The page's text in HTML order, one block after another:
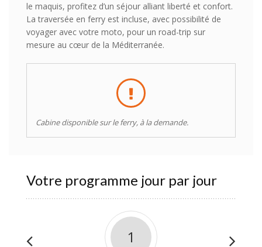
le maquis, profitez d’un séjour alliant liberté et confort.
La traversée en ferry est incluse, avec possibilité de
voyager avec votre moto, pour un road-trip sur
mesure au cœur de la Méditerranée.
Cabine disponible sur le ferry, à la demande.
Votre programme jour par jour
1